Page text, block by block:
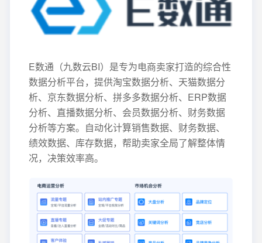
E数通（九数云BI）是专为电商卖家打造的综合性
数据分析平台，提供淘宝数据分析、天猫数据分
析、京东数据分析、拼多多数据分析、ERP数据
分析、直播数据分析、会员数据分析、财务数据
分析等方案。自动化计算销售数据、财务数据、
绩效数据、库存数据，帮助卖家全局了解整体情
况，决策效率高。